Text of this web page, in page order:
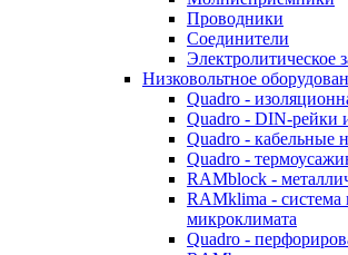
Проводники
Соединители
Электролитическое
Низковольтное
Quadro -
Quadro - DIN-рейки
Quadro - кабельные
Quadro -
RAMblock -
RAMklima - система
микроклимата
Quadro -